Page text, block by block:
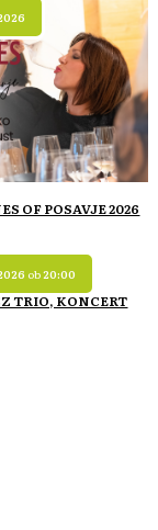
OF POSAVJE 2026
ob20:00
TRIO, KONCERT